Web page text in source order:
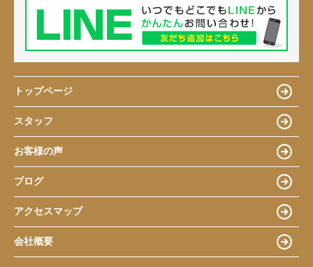
トップページ
スタッフ
お客様の声
ブログ
アクセスマップ
会社概要